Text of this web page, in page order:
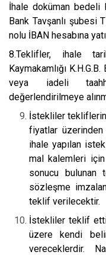
İhale doküman bedeli
Bank Tavşanlı
nolu İBAN hesabına
8.Teklifler, ihale
Kaymakamlığı
veya iadeli
değerlendirilmeye
İstekliler
fiyatlar
ihale yapılan
mal kalemleri
sonucu
sözleşme
teklif verilecektir.
İstekliler teklif
üzere kendi
vereceklerdir.